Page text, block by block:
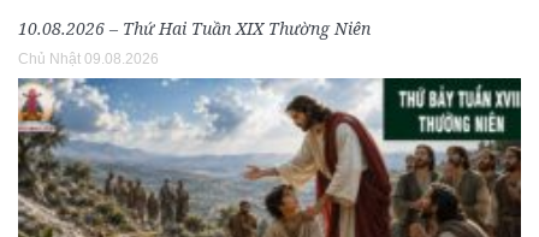
10.08.2026 – Thứ Hai Tuần XIX Thường Niên
Chủ Nhật 09.08.2026